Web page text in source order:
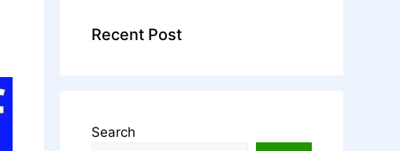
Recent Post
Search